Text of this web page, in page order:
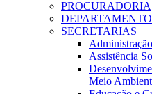
PROCURADORIA
SECRETARIAS
Assistência
Meio